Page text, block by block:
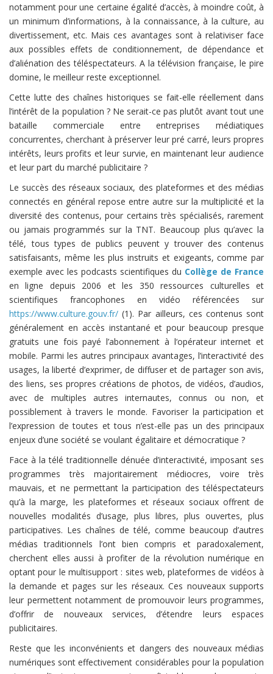
notamment pour une certaine égalité d’accès, à moindre coût, à
un minimum d’informations, à la connaissance, à la culture, au
divertissement, etc. Mais ces avantages sont à relativiser face
aux possibles effets de conditionnement, de dépendance et
d’aliénation des téléspectateurs. A la télévision française, le pire
domine, le meilleur reste exceptionnel.
Cette lutte des chaînes historiques se fait-elle réellement dans
l’intérêt de la population ? Ne serait-ce pas plutôt avant tout une
bataille commerciale entre entreprises médiatiques
concurrentes, cherchant à préserver leur pré carré, leurs propres
intérêts, leurs profits et leur survie, en maintenant leur audience
et leur part du marché publicitaire ?
Le succès des réseaux sociaux, des plateformes et des médias
connectés en général repose entre autre sur la multiplicité et la
diversité des contenus, pour certains très spécialisés, rarement
ou jamais programmés sur la TNT. Beaucoup plus qu’avec la
télé, tous types de publics peuvent y trouver des contenus
satisfaisants, même les plus instruits et exigeants, comme par
exemple avec les podcasts scientifiques du Collège de France
en ligne depuis 2006 et les 350 ressources culturelles et
scientifiques francophones en vidéo référencées sur
https://www.culture.gouv.fr/ (1). Par ailleurs, ces contenus sont
généralement en accès instantané et pour beaucoup presque
gratuits une fois payé l’abonnement à l‘opérateur internet et
mobile. Parmi les autres principaux avantages, l’interactivité des
usages, la liberté d’exprimer, de diffuser et de partager son avis,
des liens, ses propres créations de photos, de vidéos, d’audios,
avec de multiples autres internautes, connus ou non, et
possiblement à travers le monde. Favoriser la participation et
l’expression de toutes et tous n’est-elle pas un des principaux
enjeux d’une société se voulant égalitaire et démocratique ?
Face à la télé traditionnelle dénuée d’interactivité, imposant ses
programmes très majoritairement médiocres, voire très
mauvais, et ne permettant la participation des téléspectateurs
qu’à la marge, les plateformes et réseaux sociaux offrent de
nouvelles modalités d’usage, plus libres, plus ouvertes, plus
participatives. Les chaînes de télé, comme beaucoup d’autres
médias traditionnels l’ont bien compris et paradoxalement,
cherchent elles aussi à profiter de la révolution numérique en
optant pour le multisupport : sites web, plateformes de vidéos à
la demande et pages sur les réseaux. Ces nouveaux supports
leur permettent notamment de promouvoir leurs programmes,
d’offrir de nouveaux services, d’étendre leurs espaces
publicitaires.
Reste que les inconvénients et dangers des nouveaux médias
numériques sont effectivement considérables pour la population